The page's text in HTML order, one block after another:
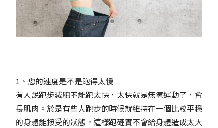
1、您的速度是不是跑得太慢
有人説跑步減肥不能跑太快，太快就是無氧運動了，會
長肌肉。於是有些人跑步的時候就維持在一個比較平穩
的身體能接受的狀態。這樣跑確實不會給身體造成太大